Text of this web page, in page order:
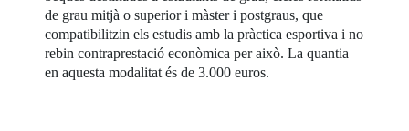
de grau mitjà o superior i màster i postgraus, que
compatibilitzin els estudis amb la pràctica esportiva i no
rebin contraprestació econòmica per això. La quantia
en aquesta modalitat és de 3.000 euros.